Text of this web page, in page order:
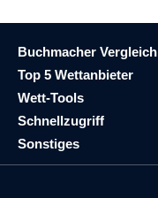
Buchmacher Vergleich
Top 5 Wettanbieter
Wett-Tools
Schnellzugriff
Sonstiges